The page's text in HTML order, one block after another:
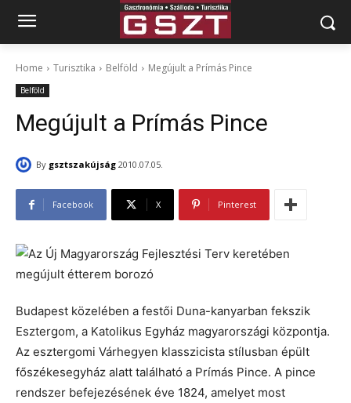
Home Turisztika Belföld Megújult a Prímás Pince
Belföld
Megújult a Prímás Pince
By gsztszakújság 2010.07.05.
Facebook X Pinterest
Budapest közelében a festői Duna-kanyarban fekszik
Esztergom, a Katolikus Egyház magyarországi központja.
Az esztergomi Várhegyen klasszicista stílusban épült
főszékesegyház alatt található a Prímás Pince. A pince
rendszer befejezésének éve 1824, amelyet most